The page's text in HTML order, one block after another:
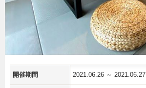
開催期間 2021.06.26 ～ 2021.06.27